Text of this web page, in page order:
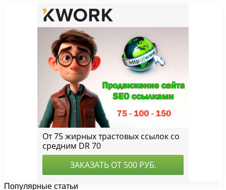
Популярные статьи